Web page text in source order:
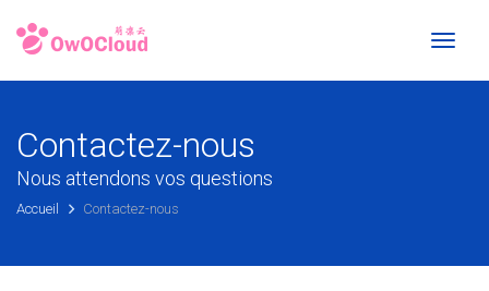
Toggle
Contactez-nous
Nous attendons vos questions
Accueil Contactez-nous